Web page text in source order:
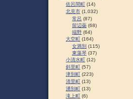
佐呂間町 (14)
北見市 (1,032)
常呂 (87)
留辺蘂 (68)
端野 (64)
大空町 (164)
女満別 (115)
東藻琴 (37)
小清水町 (12)
斜里町 (57)
津別町 (223)
清里町 (13)
湧別町 (13)
滝上町 (6)